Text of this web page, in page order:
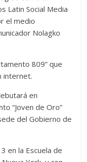
Latin Social Media
el medio
Nolagko
809” que
internet.
en
“Joven de Oro”
del Gobierno de
en la Escuela de